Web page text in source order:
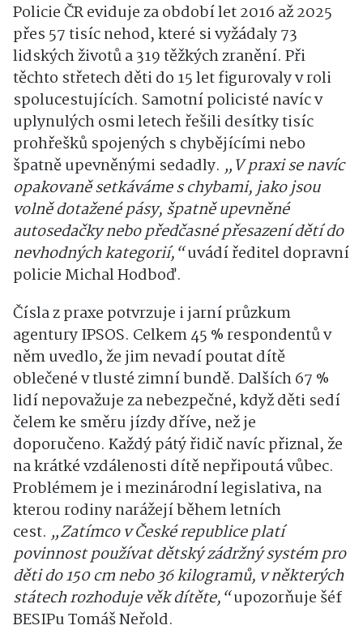
Policie ČR eviduje za období let 2016 až 2025
přes 57 tisíc nehod, které si vyžádaly 73
lidských životů a 319 těžkých zranění. Při
těchto střetech děti do 15 let figurovaly v roli
spolucestujících. Samotní policisté navíc v
uplynulých osmi letech řešili desítky tisíc
prohřešků spojených s chybějícími nebo
špatně upevněnými sedadly. „V praxi se navíc
opakovaně setkáváme s chybami, jako jsou
volně dotažené pásy, špatně upevněné
autosedačky nebo předčasné přesazení dětí do
nevhodných kategorií,“uvádí ředitel dopravní
policie Michal Hodboď.
Čísla z praxe potvrzuje i jarní průzkum
agentury IPSOS. Celkem 45 % respondentů v
něm uvedlo, že jim nevadí poutat dítě
oblečené v tlusté zimní bundě. Dalších 67 %
lidí nepovažuje za nebezpečné, když děti sedí
čelem ke směru jízdy dříve, než je
doporučeno. Každý pátý řidič navíc přiznal, že
na krátké vzdálenosti dítě nepřipoutá vůbec.
Problémem je i mezinárodní legislativa, na
kterou rodiny narážejí během letních
cest. „Zatímco v České republice platí
povinnost používat dětský zádržný systém pro
děti do 150 cm nebo 36 kilogramů, v některých
státech rozhoduje věk dítěte,“upozorňuje šéf
BESIPu Tomáš Neřold.